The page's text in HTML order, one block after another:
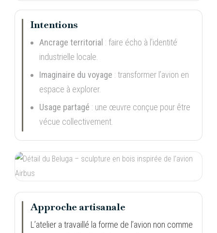
Intentions
Ancrage territorial : faire écho à l’identité
industrielle locale.
Imaginaire du voyage : transformer l’avion en
espace à explorer.
Usage partagé : une œuvre conçue pour être
vécue collectivement.
Approche artisanale
L’atelier a travaillé la forme de l’avion non comme